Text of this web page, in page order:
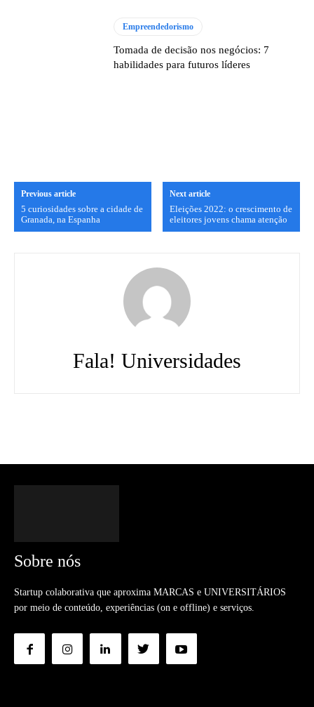
Empreendedorismo
Tomada de decisão nos negócios: 7
habilidades para futuros líderes
Previous article
5 curiosidades sobre a cidade de
Granada, na Espanha
Next article
Eleições 2022: o crescimento de
eleitores jovens chama atenção
Fala! Universidades
Sobre nós
Startup colaborativa que aproxima MARCAS e UNIVERSITÁRIOS
por meio de conteúdo, experiências (on e offline) e serviços.